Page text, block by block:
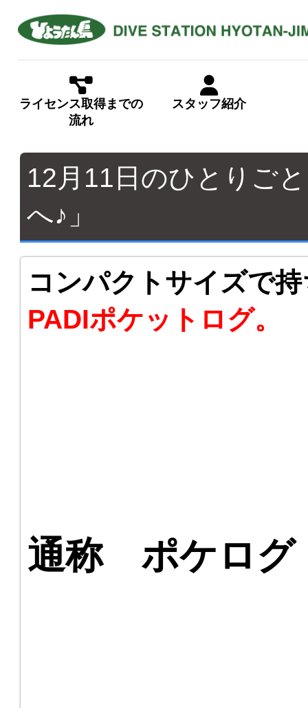
ライセンス取得までの
流れ
スタッフ紹介
12月11日のひとりご
へ♪」
コンパクトサイズで
PADIポケットログ。
通称 ポケログ